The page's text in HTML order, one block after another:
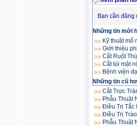
Bạn cần đăng
Những tin mới
Kỹ thuật mổ
Giới thiệu
Cắt Ruột
Cắt túi mật
Bệnh viện
Những tin cũ
Cắt Trực
Phẫu Thuật
Điều Trị Tắc
Điều Trị
Phẫu Thuật